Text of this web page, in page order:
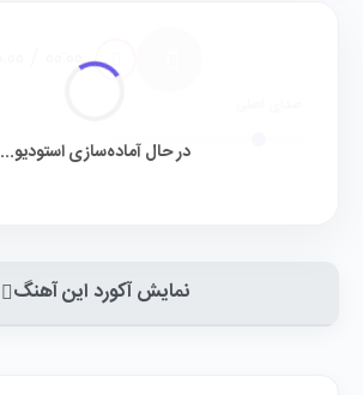
در حال آماده‌سازی استودیو...
00:00 / 00:00
نمایش آکورد این آهنگ